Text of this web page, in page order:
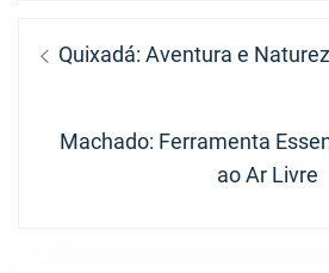
Navegação
de
Previous
Quixadá: Aventura e
Next
Machado: Ferramenta
ao Ar Livre